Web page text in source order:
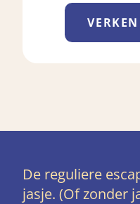
VERKEN
De reguliere
jasje. (Of zonder